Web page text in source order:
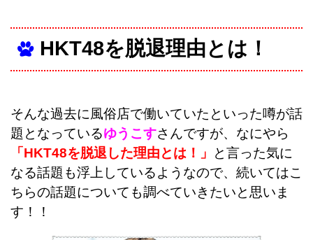
HKT48を脱退理由とは！
そんな過去に風俗店で働いていたといった噂が話
題となっているゆうこすさんですが、なにやら
「HKT48を脱退した理由とは！」
と言った気に
なる話題も浮上しているようなので、続いてはこ
ちらの話題についても調べていきたいと思いま
す！！